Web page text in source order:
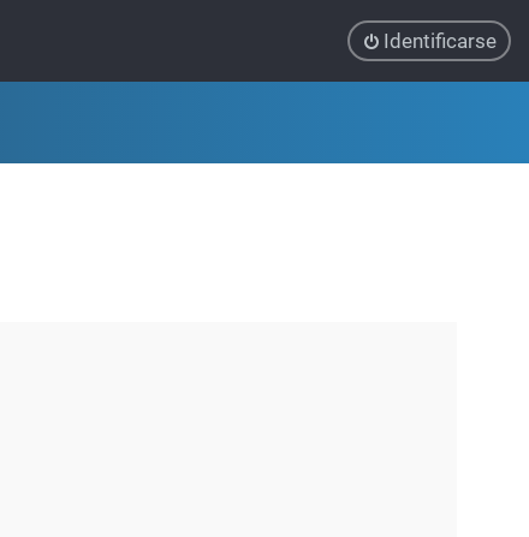
Identificarse